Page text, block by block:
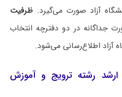
آزاد صورت می‌گیرد.ظرفیت
جداگانه در دو دفترچه انتخاب
آزاد اطلاع‌رسانی می‌شود.
رشته ترویج و آموزش